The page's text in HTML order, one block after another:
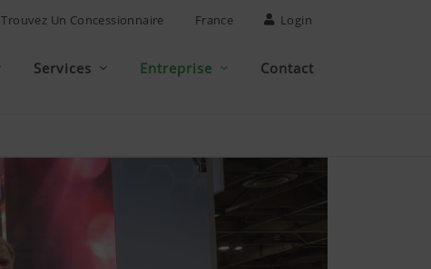
Trouvez Un Concessionnaire France Login
Services Entreprise Contact